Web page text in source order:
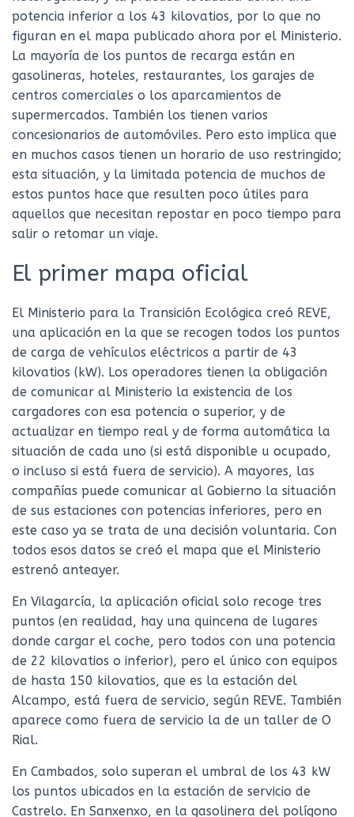
potencia inferior a los 43 kilovatios, por lo que no
figuran en el mapa publicado ahora por el Ministerio.
La mayoría de los puntos de recarga están en
gasolineras, hoteles, restaurantes, los garajes de
centros comerciales o los aparcamientos de
supermercados. También los tienen varios
concesionarios de automóviles. Pero esto implica que
en muchos casos tienen un horario de uso restringido;
esta situación, y la limitada potencia de muchos de
estos puntos hace que resulten poco útiles para
aquellos que necesitan repostar en poco tiempo para
salir o retomar un viaje.
El primer mapa oficial
El Ministerio para la Transición Ecológica creó REVE,
una aplicación en la que se recogen todos los puntos
de carga de vehículos eléctricos a partir de 43
kilovatios (kW). Los operadores tienen la obligación
de comunicar al Ministerio la existencia de los
cargadores con esa potencia o superior, y de
actualizar en tiempo real y de forma automática la
situación de cada uno (si está disponible u ocupado,
o incluso si está fuera de servicio). A mayores, las
compañías puede comunicar al Gobierno la situación
de sus estaciones con potencias inferiores, pero en
este caso ya se trata de una decisión voluntaria. Con
todos esos datos se creó el mapa que el Ministerio
estrenó anteayer.
En Vilagarcía, la aplicación oficial solo recoge tres
puntos (en realidad, hay una quincena de lugares
donde cargar el coche, pero todos con una potencia
de 22 kilovatios o inferior), pero el único con equipos
de hasta 150 kilovatios, que es la estación del
Alcampo, está fuera de servicio, según REVE. También
aparece como fuera de servicio la de un taller de O
Rial.
En Cambados, solo superan el umbral de los 43 kW
los puntos ubicados en la estación de servicio de
Castrelo. En Sanxenxo, en la gasolinera del polígono